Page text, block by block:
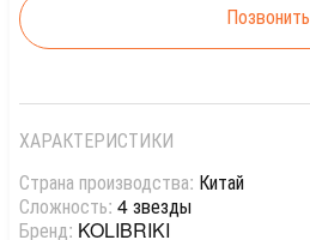
Позвонить
ХАРАКТЕРИСТИКИ
Страна производства: Китай
Сложность: 4 звезды
Бренд: KOLIBRIKI